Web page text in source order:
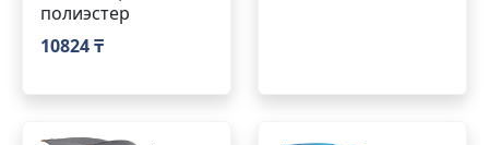
полиэстер
10824 ₸